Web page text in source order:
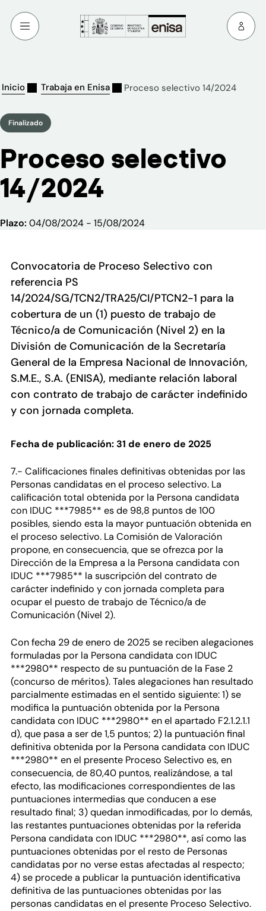
Inicio Trabaja en Enisa Proceso selectivo 14/2024
Finalizado
Proceso selectivo
14/2024
Plazo: 04/08/2024 - 15/08/2024
Convocatoria de Proceso Selectivo con
referencia PS
14/2024/SG/TCN2/TRA25/CI/PTCN2-1 para la
cobertura de un (1) puesto de trabajo de
Técnico/a de Comunicación (Nivel 2) en la
División de Comunicación de la Secretaría
General de la Empresa Nacional de Innovación,
S.M.E., S.A. (ENISA), mediante relación laboral
con contrato de trabajo de carácter indefinido
y con jornada completa.
Fecha de publicación: 31 de enero de 2025
7.- Calificaciones finales definitivas obtenidas por las
Personas candidatas en el proceso selectivo. La
calificación total obtenida por la Persona candidata
con IDUC ***7985** es de 98,8 puntos de 100
posibles, siendo esta la mayor puntuación obtenida en
el proceso selectivo. La Comisión de Valoración
propone, en consecuencia, que se ofrezca por la
Dirección de la Empresa a la Persona candidata con
IDUC ***7985** la suscripción del contrato de
carácter indefinido y con jornada completa para
ocupar el puesto de trabajo de Técnico/a de
Comunicación (Nivel 2).
Con fecha 29 de enero de 2025 se reciben alegaciones
formuladas por la Persona candidata con IDUC
***2980** respecto de su puntuación de la Fase 2
(concurso de méritos). Tales alegaciones han resultado
parcialmente estimadas en el sentido siguiente: 1) se
modifica la puntuación obtenida por la Persona
candidata con IDUC ***2980** en el apartado F2.1.2.1.1
d), que pasa a ser de 1,5 puntos; 2) la puntuación final
definitiva obtenida por la Persona candidata con IDUC
***2980** en el presente Proceso Selectivo es, en
consecuencia, de 80,40 puntos, realizándose, a tal
efecto, las modificaciones correspondientes de las
puntuaciones intermedias que conducen a ese
resultado final; 3) quedan inmodificadas, por lo demás,
las restantes puntuaciones obtenidas por la referida
Persona candidata con IDUC ***2980**, así como las
puntuaciones obtenidas por el resto de Personas
candidatas por no verse estas afectadas al respecto;
4) se procede a publicar la puntuación identificativa
definitiva de las puntuaciones obtenidas por las
personas candidatas en el presente Proceso Selectivo.